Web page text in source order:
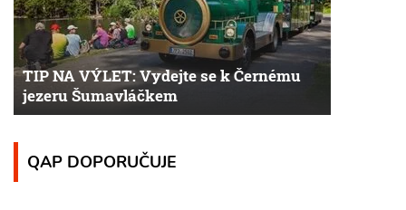
TIP NA VÝLET: Vydejte se k Černému
jezeru Šumavláčkem
QAP DOPORUČUJE